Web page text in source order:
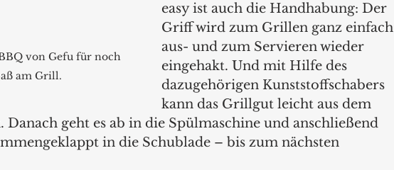
von Gefu für noch
am Grill.
easy ist auch die Handhabung: Der
Griff wird zum Grillen ganz einfach
aus- und zum Servieren wieder
eingehakt. Und mit Hilfe des
dazugehörigen Kunststoffschabers
kann das Grillgut leicht aus dem
Danach geht es ab in die Spülmaschine und anschließend
in die Schublade – bis zum nächsten